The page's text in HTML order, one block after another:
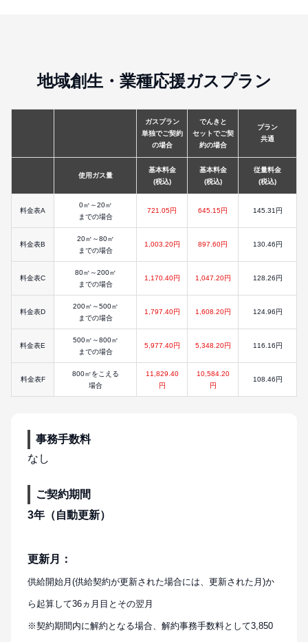
地域創生・業種応援ガスプラン
ガスプラン
単独でご契約
の場合
でんきと
セットでご契
約の場合
プラン
共通
使用ガス量
基本料金
(税込)
基本料金
(税込)
従量料金
(税込)
料金表A
0㎥～20㎥
までの場合
721.05円 645.15円 145.31円
料金表B
20㎥～80㎥
までの場合
1,003.20円 897.60円 130.46円
料金表C
80㎥～200㎥
までの場合
1,170.40円 1,047.20円 128.26円
料金表D
200㎥～500㎥
までの場合
1,797.40円 1,608.20円 124.96円
料金表E
500㎥～800㎥
までの場合
5,977.40円 5,348.20円 116.16円
料金表F
800㎥をこえる
場合
11,829.40
円
10,584.20
円
108.46円
事務手数料
なし
ご契約期間
3年（自動更新）
更新月：
供給開始月(供給契約が更新された場合には、更新された月)か
ら起算して36ヵ月目とその翌月
※契約期間内に解約となる場合、解約事務手数料として3,850